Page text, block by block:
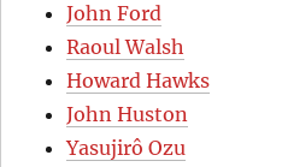
John Ford
Raoul Walsh
Howard Hawks
John Huston
Yasujirô Ozu